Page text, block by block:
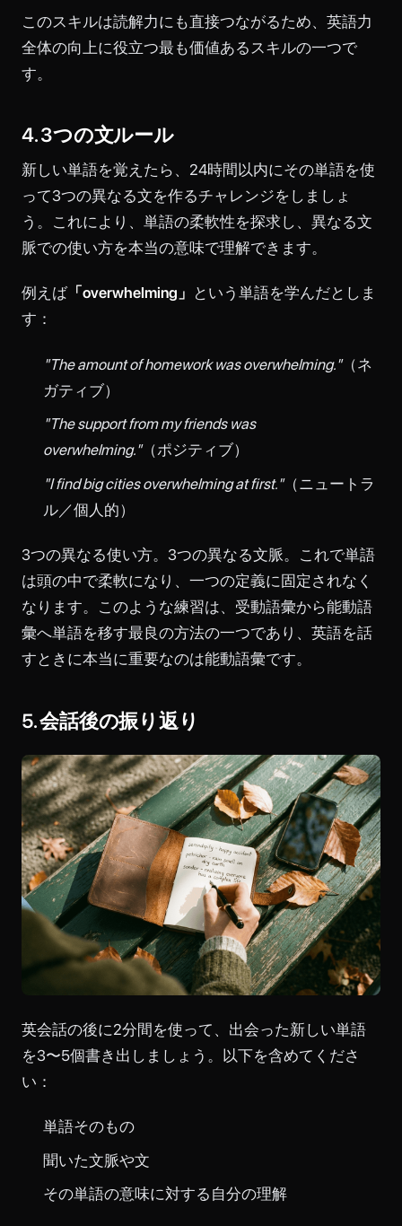
このスキルは読解力にも直接つながるため、英語力
全体の向上に役立つ最も価値あるスキルの一つで
す。
4. 3つの文ルール
新しい単語を覚えたら、24時間以内にその単語を使
って3つの異なる文を作るチャレンジをしましょ
う。これにより、単語の柔軟性を探求し、異なる文
脈での使い方を本当の意味で理解できます。
例えば「overwhelming」 という単語を学んだとしま
す：
"The amount of homework was overwhelming."（ネ
ガティブ）
"The support from my friends was
overwhelming."（ポジティブ）
"I find big cities overwhelming at first."（ニュートラ
ル／個人的）
3つの異なる使い方。3つの異なる文脈。これで単語
は頭の中で柔軟になり、一つの定義に固定されなく
なります。このような練習は、受動語彙から能動語
彙へ単語を移す最良の方法の一つであり、英語を話
すときに本当に重要なのは能動語彙です。
5. 会話後の振り返り
英会話の後に2分間を使って、出会った新しい単語
を3〜5個書き出しましょう。以下を含めてくださ
い：
単語そのもの
聞いた文脈や文
その単語の意味に対する自分の理解